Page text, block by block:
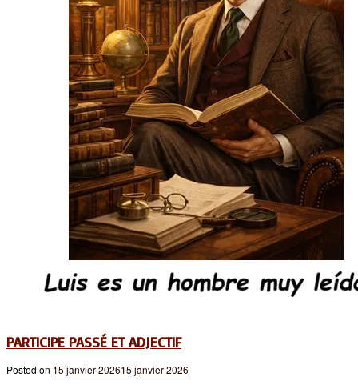
PARTICIPE PASSÉ ET ADJECTIF
Posted on 15 janvier 202615 janvier 2026